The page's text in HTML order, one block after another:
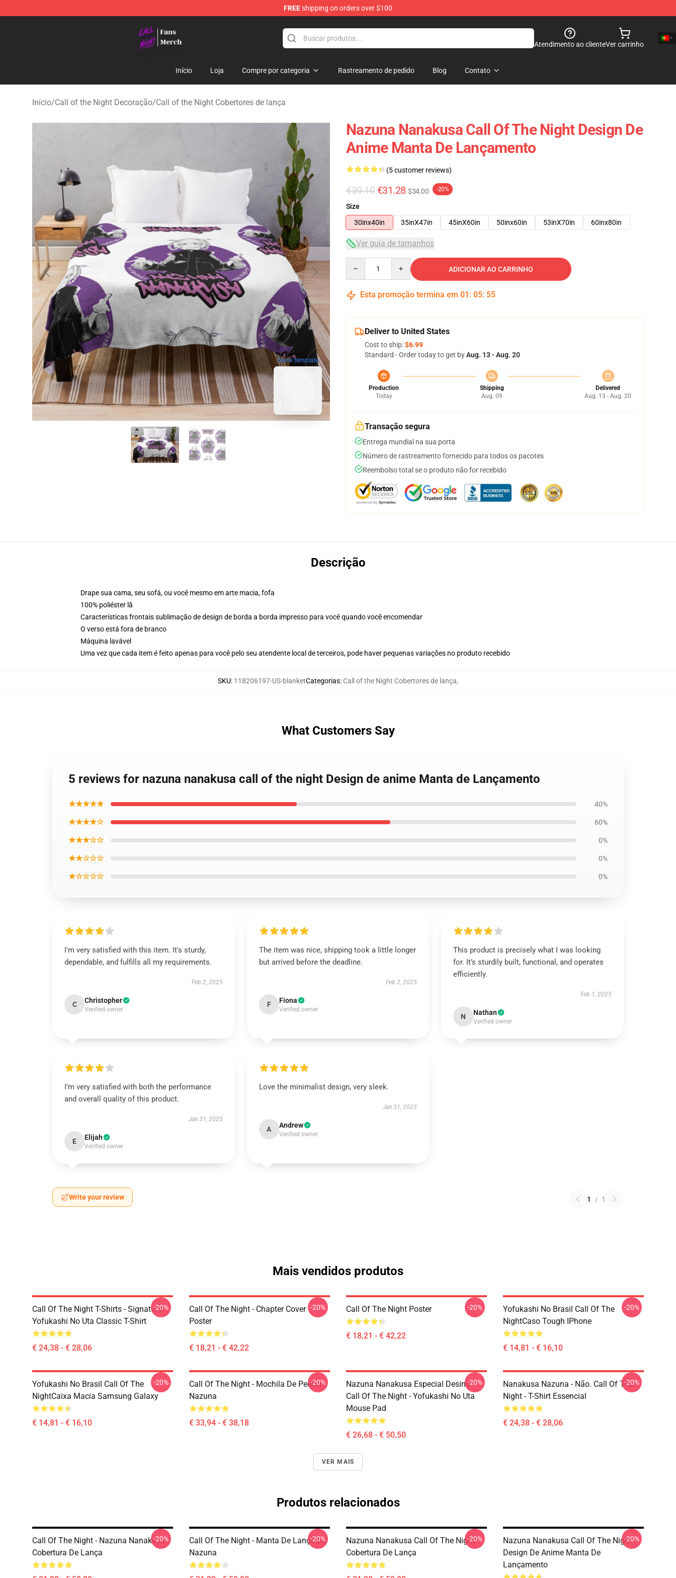
FREEshipping on orders over $100
Atendimento ao clienteVer carrinho
Início Loja Compre por categoria Rastreamento de pedido Blog Contato
Início/Call of the Night Decoração/Call of the Night Cobertores de lança
blank template
Nazuna Nanakusa Call Of The Night Design De
Anime Manta De Lançamento
(5 customer reviews)
€39.10 €31.28 $34.00 -20%
Size
30inx40in
35inX47in 45inX60in 50inx60in 53inX70in 60inx80in
Ver guia de tamanhos
ADICIONAR AO CARRINHO
Esta promoção termina em 01 : 05: 54
Deliver to United States
Cost to ship:$6.99
Standard - Order today to get byAug. 13 - Aug. 20
Production
Today
Shipping
Aug. 09
Delivered
Aug. 13 - Aug. 20
Transação segura
Entrega mundial na sua porta
Número de rastreamento fornecido para todos os pacotes
Reembolso total se o produto não for recebido
Descrição
Drape sua cama, seu sofá, ou você mesmo em arte macia, fofa
100% poliéster lã
Características frontais sublimação de design de borda a borda impresso para você quando você encomendar
O verso está fora de branco
Máquina lavável
Uma vez que cada item é feito apenas para você pelo seu atendente local de terceiros, pode haver pequenas variações no produto recebido
SKU: 118206197-US-blanketCategorias: Call of the Night Cobertores de lança,
What Customers Say
5 reviews for nazuna nanakusa call of the night Design de anime Manta de Lançamento
★★★★★ 40%
★★★★☆ 60%
★★★☆☆ 0%
★★☆☆☆ 0%
★☆☆☆☆ 0%
I'm very satisfied with this item. It's sturdy,
dependable, and fulfills all my requirements.
Feb 2, 2025
C Christopher
Verified owner
The item was nice, shipping took a little longer
but arrived before the deadline.
Feb 2, 2025
F Fiona
Verified owner
This product is precisely what I was looking
for. It’s sturdily built, functional, and operates
efficiently.
Feb 1, 2025
N Nathan
Verified owner
I’m very satisfied with both the performance
and overall quality of this product.
Jan 31, 2025
E Elijah
Verified owner
Love the minimalist design, very sleek.
Jan 31, 2025
A Andrew
Verified owner
Write your review 1 / 1
Mais vendidos produtos
Call Of The Night T-Shirts - Signature
Yofukashi No Uta Classic T-Shirt
€ 24,38 - € 28,06
-20%
Call Of The Night - Chapter Cover
Poster
€ 18,21 - € 42,22
-20% Call Of The Night Poster
€ 18,21 - € 42,22
-20%
Yofukashi No Brasil Call Of The
NightCaso Tough IPhone
€ 14,81 - € 16,10
-20%
Yofukashi No Brasil Call Of The
NightCaixa Macia Samsung Galaxy
€ 14,81 - € 16,10
-20%
Call Of The Night - Mochila De Peeker
Nazuna
€ 33,94 - € 38,18
-20%
Nazuna Nanakusa Especial Desing -
Call Of The Night - Yofukashi No Uta
Mouse Pad
€ 26,68 - € 50,50
-20%
Nanakusa Nazuna - Não. Call Of The
Night - T-Shirt Essencial
€ 24,38 - € 28,06
-20%
VER MAIS
Produtos relacionados
Call Of The Night - Nazuna Nanakusa
Cobertura De Lança
-20%
Call Of The Night - Manta De Lança De
Nazuna
-20%
Nazuna Nanakusa Call Of The Night
Cobertura De Lança
-20%
Nazuna Nanakusa Call Of The Night
Design De Anime Manta De
Lançamento
-20%